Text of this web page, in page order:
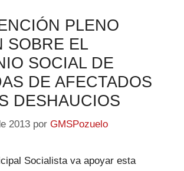
PLENO
SOBRE EL
SOCIAL DE
DE AFECTADOS
DESHAUCIOS
2013 por GMSPozuelo
Socialista va apoyar esta